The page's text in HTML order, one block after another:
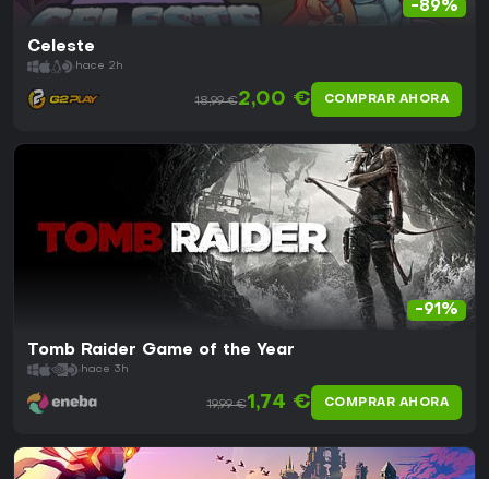
-89%
Celeste
hace 2h
18,99 €2,00 € COMPRAR AHORA
-91%
Tomb Raider Game of the Year
hace 3h
19,99 €1,74 € COMPRAR AHORA